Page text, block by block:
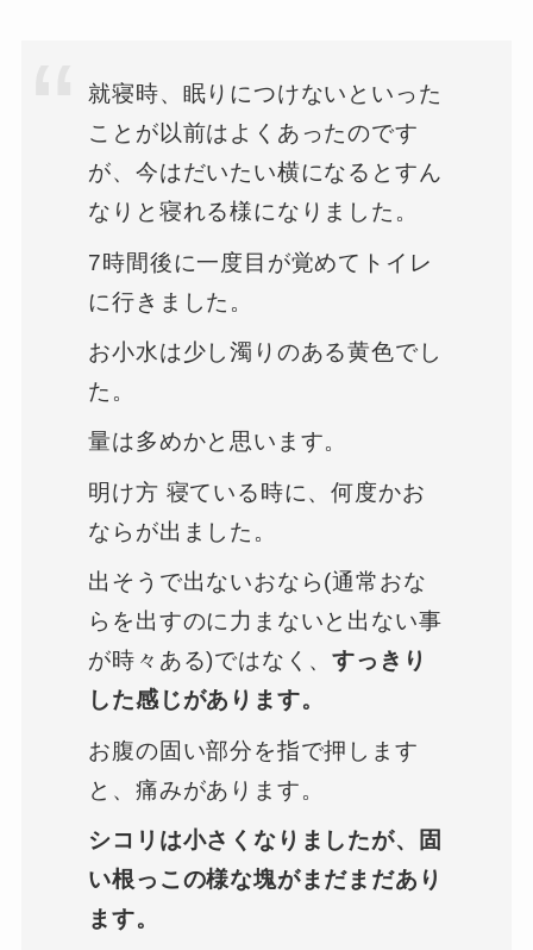
就寝時、眠りにつけないといった
ことが以前はよくあったのです
が、今はだいたい横になるとすん
なりと寝れる様になりました。
7時間後に一度目が覚めてトイレ
に行きました。
お小水は少し濁りのある黄色でし
た。
量は多めかと思います。
明け方 寝ている時に、何度かお
ならが出ました。
出そうで出ないおなら(通常おな
らを出すのに力まないと出ない事
が時々ある)ではなく、すっきり
した感じがあります。
お腹の固い部分を指で押します
と、痛みがあります。
シコリは小さくなりましたが、固
い根っこの様な塊がまだまだあり
ます。